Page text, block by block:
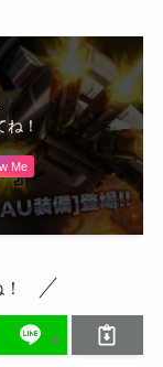
！
Me